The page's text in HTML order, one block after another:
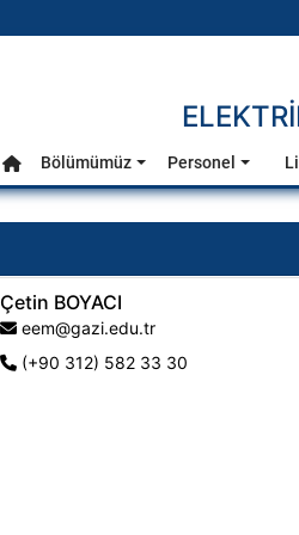
Anasayfa
Bölümümüz Personel
Çetin BOYACI
eem@gazi.edu.tr
(+90 312) 582 33 30